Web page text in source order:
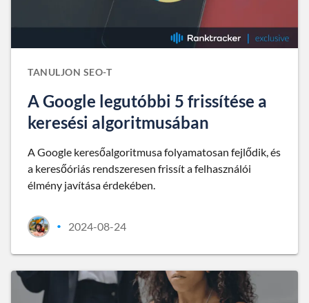
TANULJON SEO-T
A Google legutóbbi 5 frissítése a
keresési algoritmusában
A Google keresőalgoritmusa folyamatosan fejlődik, és
a keresőóriás rendszeresen frissít a felhasználói
élmény javítása érdekében.
• 2024-08-24